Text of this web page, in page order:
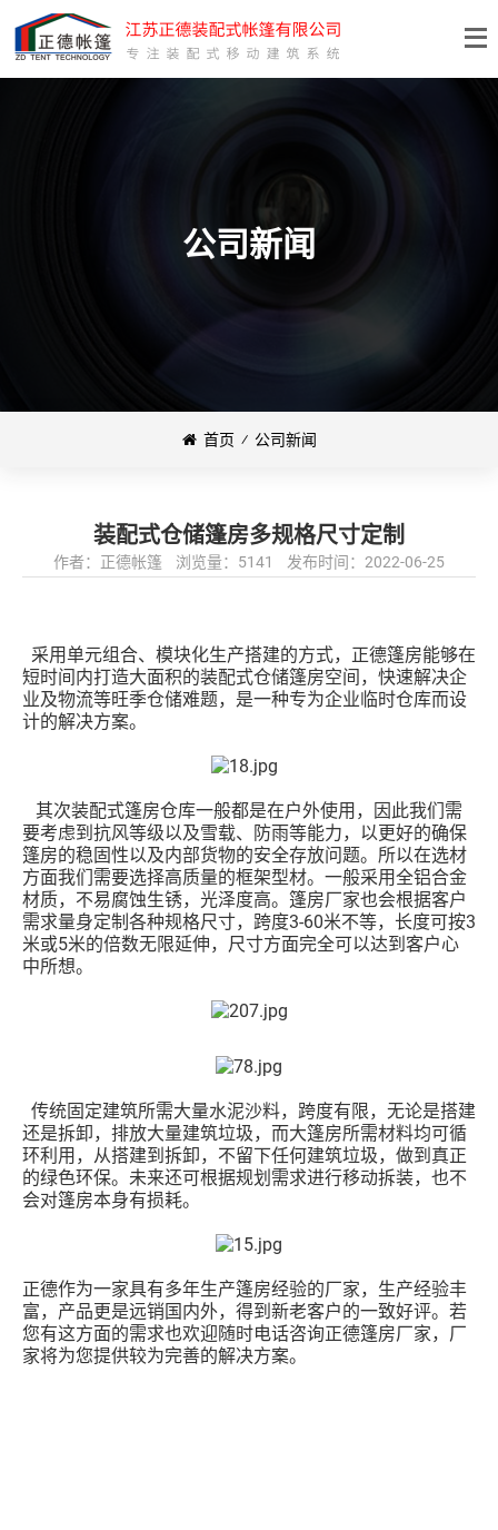
公司新闻
首页 ⁄ 公司新闻
装配式仓储篷房多规格尺寸定制
作者：正德帐篷 浏览量：5141 发布时间：2022-06-25
采用单元组合、模块化生产搭建的方式，正德篷房能够在
短时间内打造大面积的装配式仓储篷房空间，快速解决企
业及物流等旺季仓储难题，是一种专为企业临时仓库而设
计的解决方案。
其次装配式篷房仓库一般都是在户外使用，因此我们需
要考虑到抗风等级以及雪载、防雨等能力，以更好的确保
篷房的稳固性以及内部货物的安全存放问题。所以在选材
方面我们需要选择高质量的框架型材。一般采用全铝合金
材质，不易腐蚀生锈，光泽度高。篷房厂家也会根据客户
需求量身定制各种规格尺寸，跨度3-60米不等，长度可按3
米或5米的倍数无限延伸，尺寸方面完全可以达到客户心
中所想。
传统固定建筑所需大量水泥沙料，跨度有限，无论是搭建
还是拆卸，排放大量建筑垃圾，而大篷房所需材料均可循
环利用，从搭建到拆卸，不留下任何建筑垃圾，做到真正
的绿色环保。未来还可根据规划需求进行移动拆装，也不
会对篷房本身有损耗。
正德作为一家具有多年生产篷房经验的厂家，生产经验丰
富，产品更是远销国内外，得到新老客户的一致好评。若
您有这方面的需求也欢迎随时电话咨询正德篷房厂家，厂
家将为您提供较为完善的解决方案。